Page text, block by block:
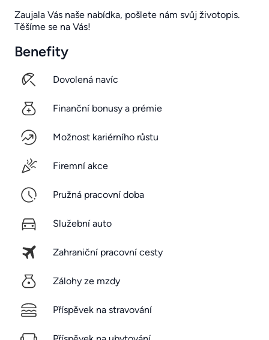
Zaujala Vás naše nabídka, pošlete nám svůj životopis.
Těšíme se na Vás!
Benefity
Dovolená navíc
Finanční bonusy a prémie
Možnost kariérního růstu
Firemní akce
Pružná pracovní doba
Služební auto
Zahraniční pracovní cesty
Zálohy ze mzdy
Příspěvek na stravování